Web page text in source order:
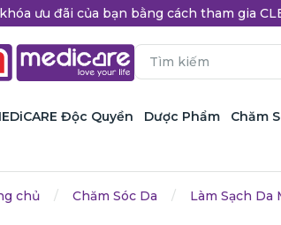
ưu đãi của bạn bằng cách tham gia
Độc Quyền Dược Phẩm Chăm
chủ Chăm Sóc Da Làm Sạch Da